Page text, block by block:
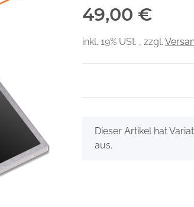
49,00 €
inkl. 19% USt. , zzgl.
xDieser Artikel hat
aus.